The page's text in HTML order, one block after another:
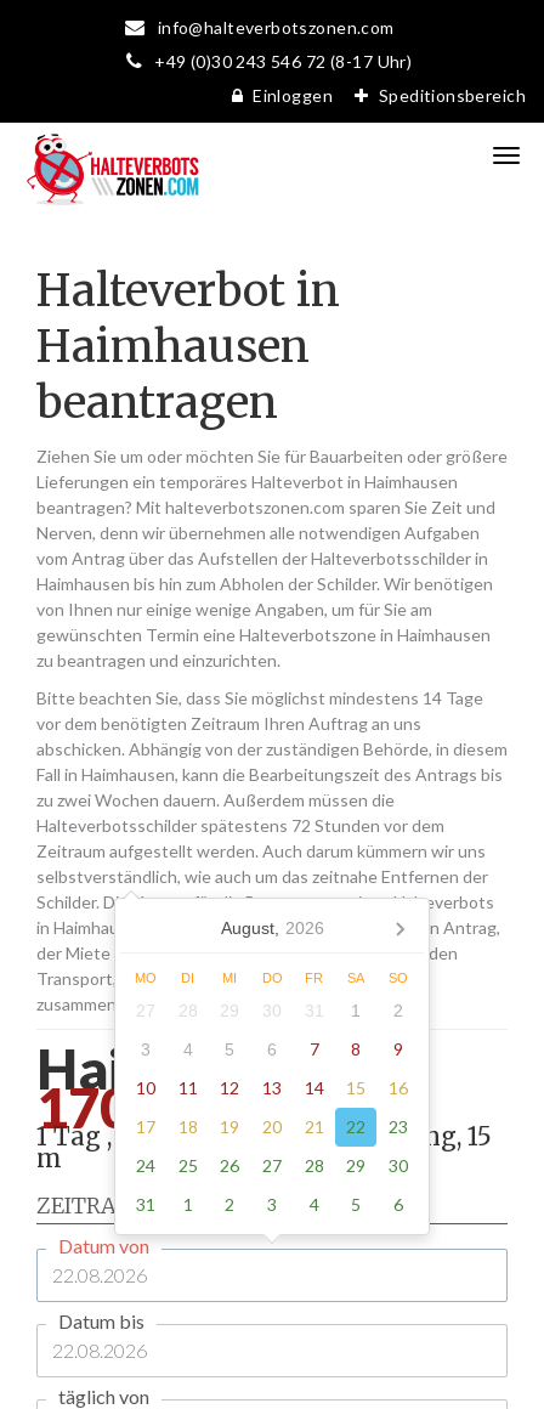
info@halteverbotszonen.com
+49 (0)30 243 546 72 (8-17 Uhr)
Einloggen
Speditionsbereich
Halteverbot in
Haimhausen
beantragen
Ziehen Sie um oder möchten Sie für Bauarbeiten oder größere
Lieferungen ein temporäres Halteverbot in Haimhausen
beantragen? Mit halteverbotszonen.com sparen Sie Zeit und
Nerven, denn wir übernehmen alle notwendigen Aufgaben
vom Antrag über das Aufstellen der Halteverbotsschilder in
Haimhausen bis hin zum Abholen der Schilder. Wir benötigen
von Ihnen nur einige wenige Angaben, um für Sie am
gewünschten Termin eine Halteverbotszone in Haimhausen
zu beantragen und einzurichten.
Bitte beachten Sie, dass Sie möglichst mindestens 14 Tage
vor dem benötigten Zeitraum Ihren Auftrag an uns
abschicken. Abhängig von der zuständigen Behörde, in diesem
Fall in Haimhausen, kann die Bearbeitungszeit des Antrags bis
zu zwei Wochen dauern. Außerdem müssen die
Halteverbotsschilder spätestens 72 Stunden vor dem
Zeitraum aufgestellt werden. Auch darum kümmern wir uns
selbstverständlich, wie auch um das zeitnahe Entfernen der
Schilder. Die Kosten für die Beantragung eines Halteverbots
in Haimhausen setzen sich aus den Gebühren für den Antrag,
der Miete für die Schilder sowie einer Pauschale für den
Transport, das Aufstellen und Abholen der Schilder
zusammen.
Haimhausen -
170.00
1 Tag , Stellung gemäß Anordnung, 15
m
ZEITRAUM
Datum von
Datum bis
täglich von
August, 2026
MO DI MI DO FR SA SO
27 28 29 30 31 1
2
3
4 5 6 7 8
9
10
11 12 13 14 15
16
17
18 19 20 21 22
23
24
25 26 27 28 29
30
31
1 2 3 4 5 6